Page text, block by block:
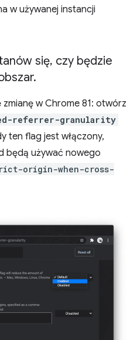
w używanej instancji
się, czy będzie
.
w Chrome 81: otwórz
referrer-granularity
ten flag jest włączony,
będą używać nowego
origin-when-cross-